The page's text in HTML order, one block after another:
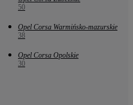
50
Opel Corsa Warmińsko-mazurskie
38
Opel Corsa Opolskie
30